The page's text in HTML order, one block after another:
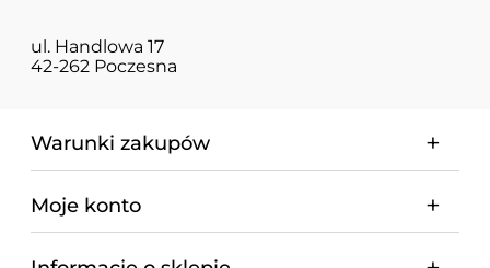
ul. Handlowa 17
42-262 Poczesna
Warunki zakupów
Moje konto